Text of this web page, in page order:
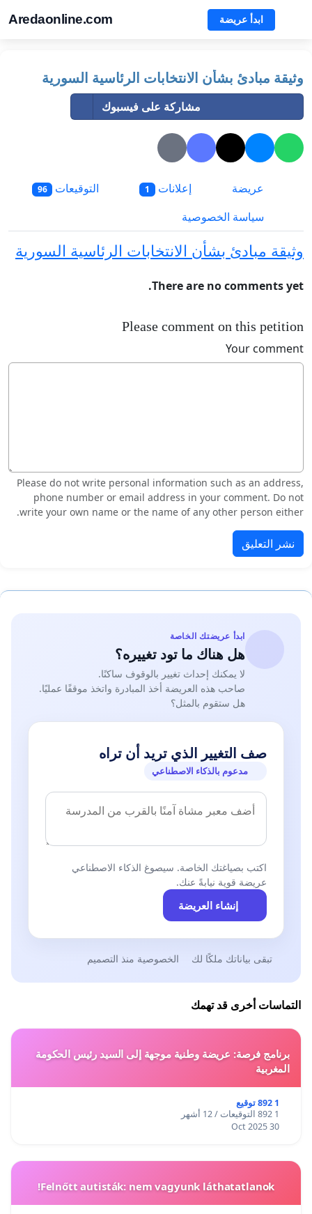
Aredaonline.com ابدأ عريضة
وثيقة مبادئ بشأن الانتخابات الرئاسية السورية
مشاركة على فيسبوك
عريضة إعلانات 1 التوقيعات 96
سياسة الخصوصية
وثيقة مبادئ بشأن الانتخابات الرئاسية السورية
There are no comments yet.
Please comment on this petition
Your comment
Please do not write personal information such as an address,
phone number or email address in your comment. Do not
write your own name or the name of any other person either.
نشر التعليق
ابدأ عريضتك الخاصة
هل هناك ما تود تغييره؟
لا يمكنك إحداث تغيير بالوقوف ساكنًا.
صاحب هذه العريضة أخذ المبادرة واتخذ موقفًا عمليًا.
هل ستقوم بالمثل؟
صف التغيير الذي تريد أن تراه
مدعوم بالذكاء الاصطناعي
اكتب بصياغتك الخاصة. سيصوغ الذكاء الاصطناعي
عريضة قوية نيابةً عنك.
إنشاء العريضة
تبقى بياناتك ملكًا لك الخصوصية منذ التصميم
التماسات أخرى قد تهمك
برنامج فرصة: عريضة وطنية موجهة إلى السيد رئيس الحكومة
المغربية
1 892 توقيع
1 892 التوقيعات / 12 أشهر
30 Oct 2025
Felnőtt autisták: nem vagyunk láthatatlanok!